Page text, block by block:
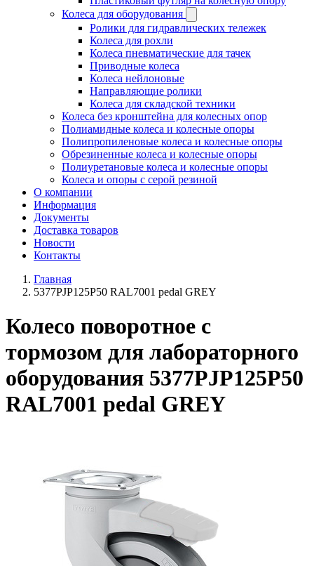
Колеса для оборудования
Ролики для гидравлических тележек
Колеса для рохли
Колеса пневматические для тачек
Приводные колеса
Колеса нейлоновые
Направляющие ролики
Колеса для складской техники
Колеса без кронштейна для колесных опор
Полиамидные колеса и колесные опоры
Полипропиленовые колеса и колесные опоры
Обрезиненные колеса и колесные опоры
Полиуретановые колеса и колесные опоры
Колеса и опоры с серой резиной
О компании
Информация
Документы
Доставка товаров
Новости
Контакты
Главная
5377PJP125P50 RAL7001 pedal GREY
Колесо поворотное с
тормозом для лабораторного
оборудования 5377PJP125P50
RAL7001 pedal GREY